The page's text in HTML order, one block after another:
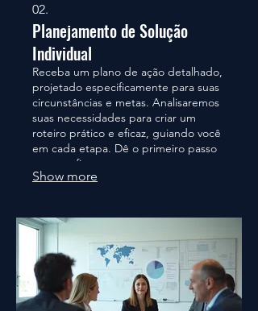
02.
Planejamento de Solução
Individual
Receba um plano de ação detalhado,
projetado especificamente para suas
circunstâncias e metas. Analisaremos
suas necessidades para criar um
roteiro prático e eficaz, guiando você
em cada etapa. Dê o primeiro passo
com confiança.
Show more